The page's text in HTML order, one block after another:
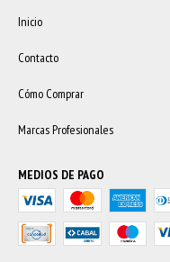
Inicio
Contacto
Cómo Comprar
Marcas Profesionales
MEDIOS DE PAGO